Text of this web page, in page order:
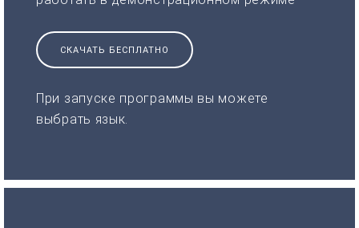
СКАЧАТЬ БЕСПЛАТНО
При запуске программы вы можете
выбрать язык.